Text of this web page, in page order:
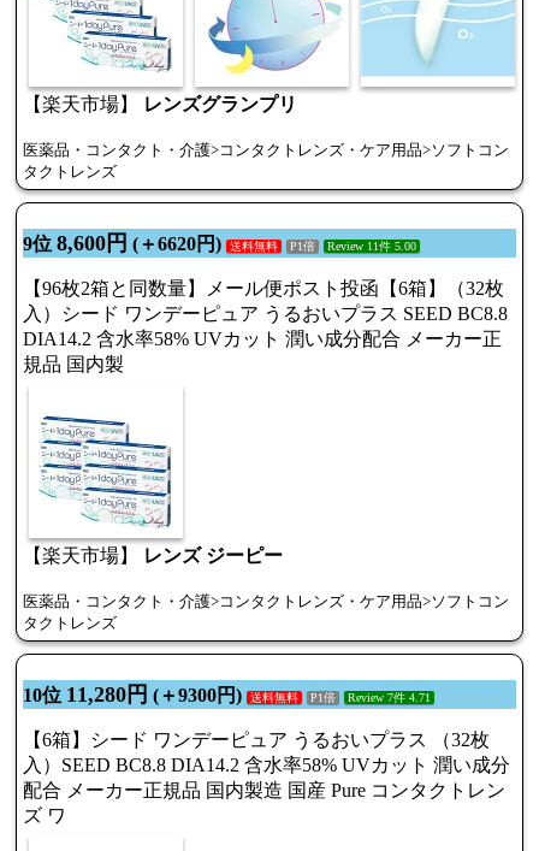
【楽天市場】 レンズグランプリ
医薬品・コンタクト・介護>コンタクトレンズ・ケア用品>ソフトコン
タクトレンズ
9位 8,600円 (＋6620円) 送料無料 P1倍 Review 11件 5.00
【96枚2箱と同数量】メール便ポスト投函【6箱】（32枚
入）シード ワンデーピュア うるおいプラス SEED BC8.8
DIA14.2 含水率58% UVカット 潤い成分配合 メーカー正
規品 国内製
【楽天市場】 レンズ ジーピー
医薬品・コンタクト・介護>コンタクトレンズ・ケア用品>ソフトコン
タクトレンズ
10位 11,280円 (＋9300円) 送料無料 P1倍 Review 7件 4.71
【6箱】シード ワンデーピュア うるおいプラス （32枚
入）SEED BC8.8 DIA14.2 含水率58% UVカット 潤い成分
配合 メーカー正規品 国内製造 国産 Pure コンタクトレン
ズ ワ